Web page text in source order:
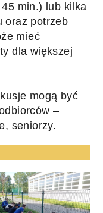
min.) lub kilka
oraz potrzeb
mieć
dla większej
mogą być
–
seniorzy.